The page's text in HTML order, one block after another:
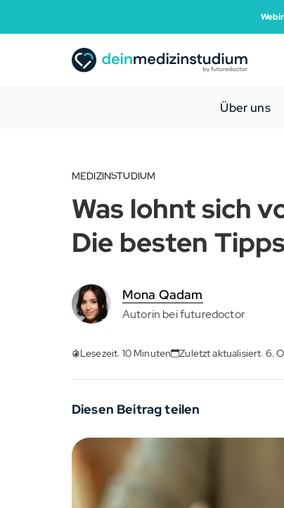
Über uns
MEDIZINSTUDIUM
Was lohnt sich
Die besten
Mona Qadam
Autorin bei futuredoctor
Lesezeit: 10 Minuten Zuletzt aktualisiert: 6.
Diesen Beitrag teilen